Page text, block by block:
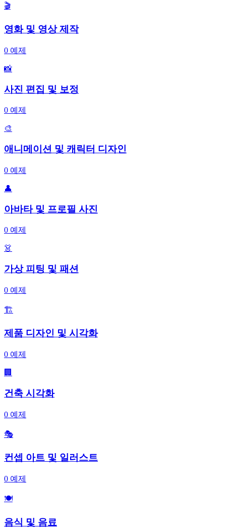
🎬
영화 및 영상 제작
0 예제
📸
사진 편집 및 보정
0 예제
🎨
애니메이션 및 캐릭터 디자인
0 예제
👤
아바타 및 프로필 사진
0 예제
👗
가상 피팅 및 패션
0 예제
🏗️
제품 디자인 및 시각화
0 예제
🏢
건축 시각화
0 예제
🎭
컨셉 아트 및 일러스트
0 예제
🍽️
음식 및 음료